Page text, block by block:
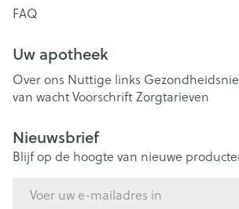
FAQ
Uw apotheek
Over ons Nuttige links
van wachtVoorschriftZorgtarieven
Nieuwsbrief
Blijf op de hoogte van nieuwe